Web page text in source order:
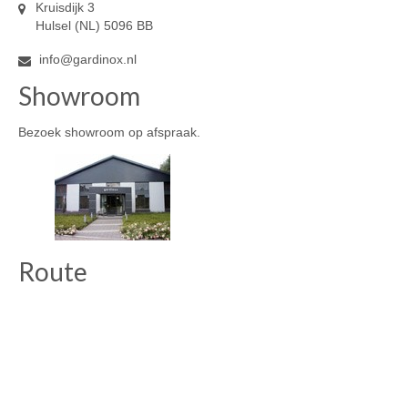
Kruisdijk 3
Hulsel (NL) 5096 BB
info@gardinox.nl
Showroom
Bezoek showroom op afspraak.
Route